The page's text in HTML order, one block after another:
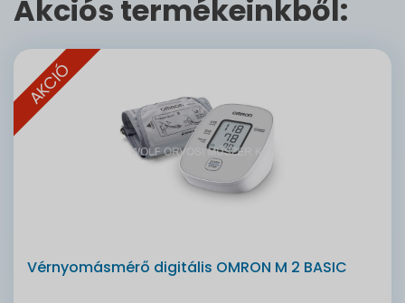
Akciós termékeinkből:
AKCIÓ
Vérnyomásmérő digitális OMRON M 2 BASIC